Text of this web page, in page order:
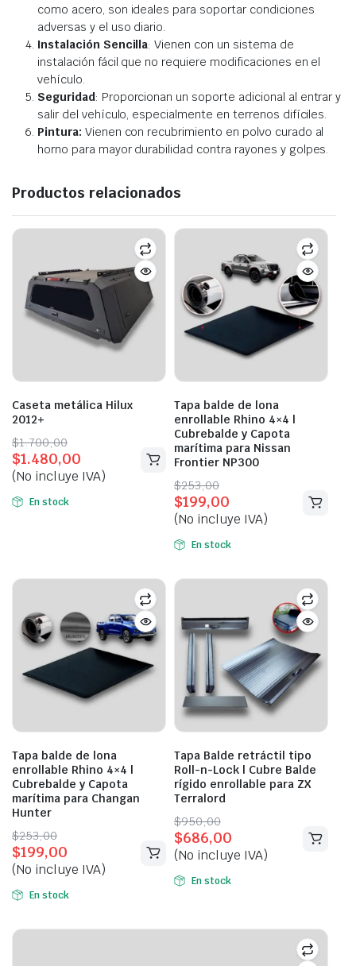
como acero, son ideales para soportar condiciones
adversas y el uso diario.
Instalación Sencilla: Vienen con un sistema de
instalación fácil que no requiere modificaciones en el
vehículo.
Seguridad: Proporcionan un soporte adicional al entrar y
salir del vehículo, especialmente en terrenos difíciles.
Pintura: Vienen con recubrimiento en polvo curado al
horno para mayor durabilidad contra rayones y golpes.
Productos relacionados
Caseta metálica Hilux
2012+
$1.700,00
Original
price
was:
$1.700,00.
$1.480,00
Current
price
is:
$1.480,00.
(No incluye IVA)
En stock
Tapa balde de lona
enrollable Rhino 4×4 |
Cubrebalde y Capota
marítima para Nissan
Frontier NP300
$253,00
Original
price
was:
$253,00.
$199,00
Current
price
is:
$199,00.
(No incluye IVA)
En stock
Tapa balde de lona
enrollable Rhino 4×4 |
Cubrebalde y Capota
marítima para Changan
Hunter
$253,00
Original
price
was:
$253,00.
$199,00
Current
price
is:
$199,00.
(No incluye IVA)
En stock
Tapa Balde retráctil tipo
Roll-n-Lock | Cubre Balde
rígido enrollable para ZX
Terralord
$950,00
Original
price
was:
$950,00.
$686,00
Current
price
is:
$686,00.
(No incluye IVA)
En stock